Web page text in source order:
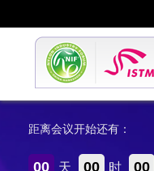
距离会议开始还有：
00 天 00 时 00